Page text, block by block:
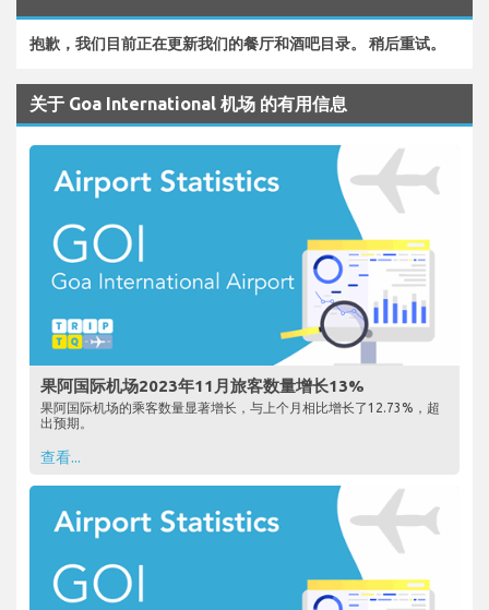
抱歉，我们目前正在更新我们的餐厅和酒吧目录。 稍后重试。
关于 Goa International 机场 的有用信息
果阿国际机场2023年11月旅客数量增长13%
果阿国际机场的乘客数量显著增长，与上个月相比增长了12.73%，超
出预期。
查看...